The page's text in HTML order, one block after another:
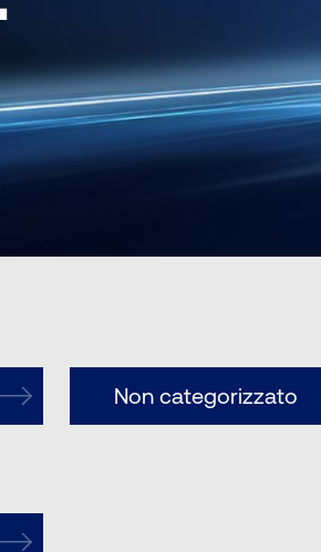
Non categorizzato